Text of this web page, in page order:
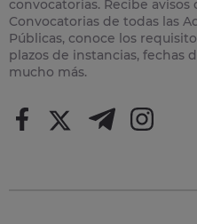
convocatorias. Recibe avisos
Convocatorias de todas las
Públicas, conoce los
plazos de instancias, fechas
mucho más.